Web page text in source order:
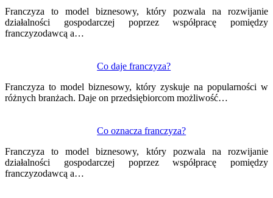
Franczyza to model biznesowy, który pozwala na rozwijanie
działalności gospodarczej poprzez współpracę pomiędzy
franczyzodawcą a…
Co daje franczyza?
Franczyza to model biznesowy, który zyskuje na popularności w
różnych branżach. Daje on przedsiębiorcom możliwość…
Co oznacza franczyza?
Franczyza to model biznesowy, który pozwala na rozwijanie
działalności gospodarczej poprzez współpracę pomiędzy
franczyzodawcą a…
wpisu